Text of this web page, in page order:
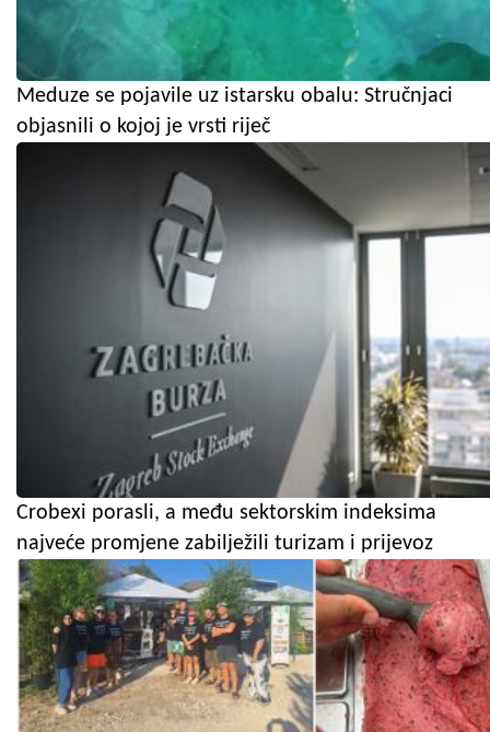
Meduze se pojavile uz istarsku obalu: Stručnjaci
objasnili o kojoj je vrsti riječ
Crobexi porasli, a među sektorskim indeksima
najveće promjene zabilježili turizam i prijevoz